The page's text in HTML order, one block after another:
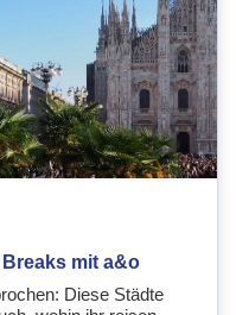
mit a&o
Diese Städte